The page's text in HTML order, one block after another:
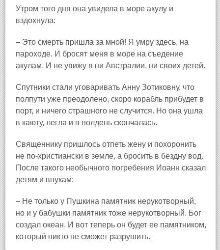
Утром того дня она увидела в море акулу и
вздохнула:
– Это смерть пришла за мной! Я умру здесь, на
пароходе. И бросят меня в море на съедение
акулам. И не увижу я ни Австралии, ни своих детей.
Спутники стали уговаривать Анну Зотиковну, что
полпути уже преодолено, скоро корабль прибудет в
порт, и ничего страшного не случится. Но она ушла
в каюту, легла и в полдень скончалась.
Священнику пришлось отпеть жену и похоронить
не по‑христиански в земле, а бросить в бездну вод.
После такого необычного погребения Иоанн сказал
детям и внукам:
– Не только у Пушкина памятник нерукотворный,
но и у бабушки памятник тоже нерукотворный. Бог
создал океан. И вот теперь он будет ее памятником,
который никто не сможет разрушить.